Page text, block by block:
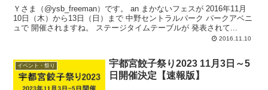
Ｙさま（@ysb_freeman）です。 an まかないフェスが 2016年11月
10日（木）から13日（日）まで 中野セントラルパーク パークアベニ
ュで 開催されますね。 ステージタイムテーブルが 発表されて...
2016.11.10
イベント・祭り
宇都宮餃子祭り2023 11月3日～5
日開催決定【速報版】